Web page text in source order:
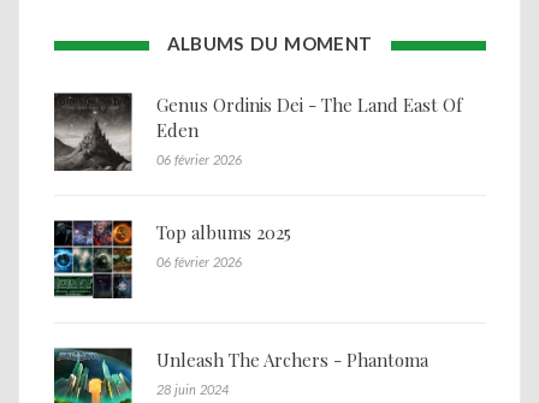
ALBUMS DU MOMENT
Genus Ordinis Dei - The Land East Of
Eden
06 février 2026
Top albums 2025
06 février 2026
Unleash The Archers - Phantoma
28 juin 2024